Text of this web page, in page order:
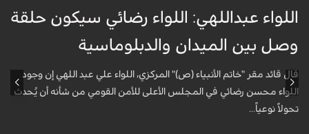
اللواء عبداللهي: اللواء رضائي سيكون حلقة
وصل بين الميدان والدبلوماسية
قال قائد مقر "خاتم الأنبياء (ص)" المركزي، اللواء علي عبد اللهي إن وجود
اللواء محسن رضائي في المجلس الأعلى للأمن القومي من شأنه أن يُحدث
تحولاً نوعياً...